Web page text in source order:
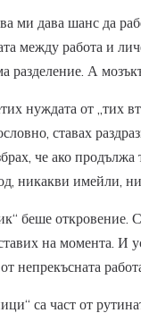
ми дава шанс да
между работа и
разделение. А
нуждата от „тих
ставах
че ако
никакви имейли,
беше откровение.
на момента. И
непрекъсната
са част от